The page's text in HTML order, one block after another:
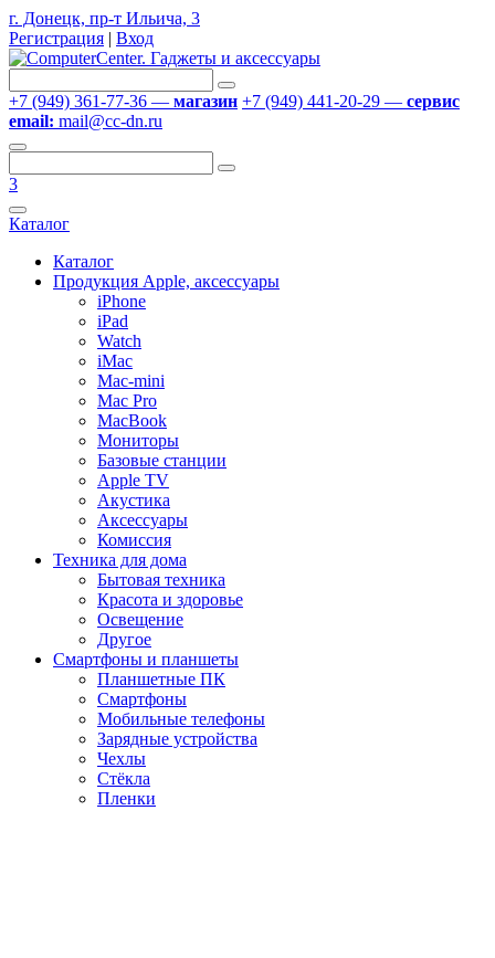
г. Донецк, пр-т Ильича, 3
Регистрация | Вход
+7 (949) 361-77-36 — магазин +7 (949) 441-20-29 — сервис
email: mail@cc-dn.ru
3
Каталог
Каталог
Продукция Apple, аксессуары
iPhone
iPad
Watch
iMac
Mac-mini
Mac Pro
MacBook
Мониторы
Базовые станции
Apple TV
Акустика
Аксессуары
Комиссия
Техника для дома
Бытовая техника
Красота и здоровье
Освещение
Другое
Смартфоны и планшеты
Планшетные ПК
Смартфоны
Мобильные телефоны
Зарядные устройства
Чехлы
Стёкла
Пленки